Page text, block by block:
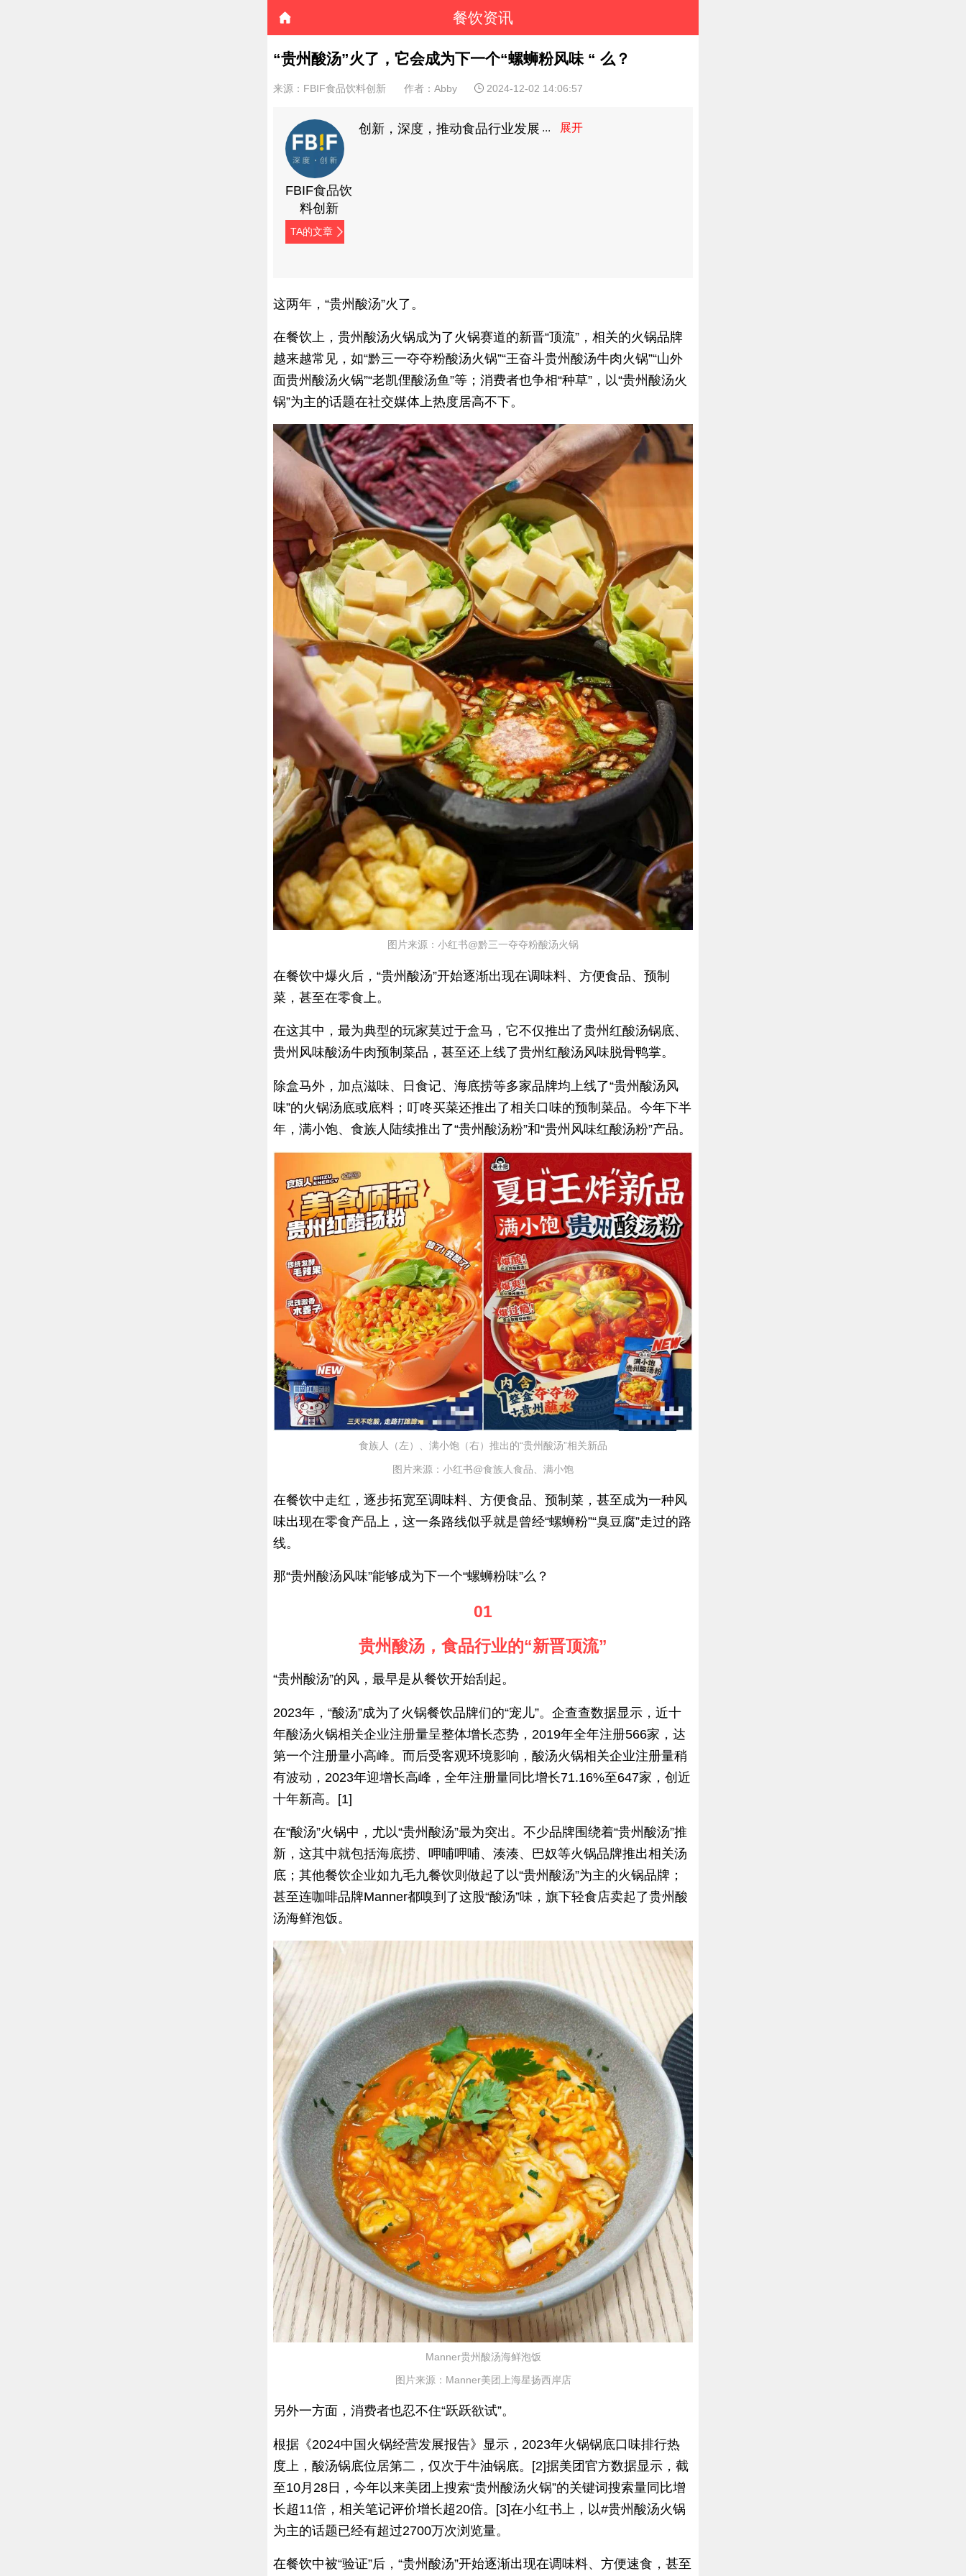
餐饮资讯
“贵州酸汤”火了，它会成为下一个“螺蛳粉风味 “ 么？
来源：FBIF食品饮料创新 作者：Abby 2024-12-02 14:06:57
FBIF食品饮
料创新
TA的文章
创新，深度，推动食品行业发展
这两年，“贵州酸汤”火了。
在餐饮上，贵州酸汤火锅成为了火锅赛道的新晋“顶流”，相关的火锅品牌
越来越常见，如“黔三一夺夺粉酸汤火锅”“王奋斗贵州酸汤牛肉火锅”“山外
面贵州酸汤火锅”“老凯俚酸汤鱼”等；消费者也争相“种草”，以“贵州酸汤火
锅”为主的话题在社交媒体上热度居高不下。
图片来源：小红书@黔三一夺夺粉酸汤火锅
在餐饮中爆火后，“贵州酸汤”开始逐渐出现在调味料、方便食品、预制
菜，甚至在零食上。
在这其中，最为典型的玩家莫过于盒马，它不仅推出了贵州红酸汤锅底、
贵州风味酸汤牛肉预制菜品，甚至还上线了贵州红酸汤风味脱骨鸭掌。
除盒马外，加点滋味、日食记、海底捞等多家品牌均上线了“贵州酸汤风
味”的火锅汤底或底料；叮咚买菜还推出了相关口味的预制菜品。今年下半
年，满小饱、食族人陆续推出了“贵州酸汤粉”和“贵州风味红酸汤粉”产品。
食族人（左）、满小饱（右）推出的“贵州酸汤”相关新品
图片来源：小红书@食族人食品、满小饱
在餐饮中走红，逐步拓宽至调味料、方便食品、预制菜，甚至成为一种风
味出现在零食产品上，这一条路线似乎就是曾经“螺蛳粉”“臭豆腐”走过的路
线。
那“贵州酸汤风味”能够成为下一个“螺蛳粉味”么？
01
贵州酸汤，食品行业的“新晋顶流”
“贵州酸汤”的风，最早是从餐饮开始刮起。
2023年，“酸汤”成为了火锅餐饮品牌们的“宠儿”。企查查数据显示，近十
年酸汤火锅相关企业注册量呈整体增长态势，2019年全年注册566家，达
第一个注册量小高峰。而后受客观环境影响，酸汤火锅相关企业注册量稍
有波动，2023年迎增长高峰，全年注册量同比增长71.16%至647家，创近
十年新高。[1]
在“酸汤”火锅中，尤以“贵州酸汤”最为突出。不少品牌围绕着“贵州酸汤”推
新，这其中就包括海底捞、呷哺呷哺、湊湊、巴奴等火锅品牌推出相关汤
底；其他餐饮企业如九毛九餐饮则做起了以“贵州酸汤”为主的火锅品牌；
甚至连咖啡品牌Manner都嗅到了这股“酸汤”味，旗下轻食店卖起了贵州酸
汤海鲜泡饭。
Manner贵州酸汤海鲜泡饭
图片来源：Manner美团上海星扬西岸店
另外一方面，消费者也忍不住“跃跃欲试”。
根据《2024中国火锅经营发展报告》显示，2023年火锅锅底口味排行热
度上，酸汤锅底位居第二，仅次于牛油锅底。[2]据美团官方数据显示，截
至10月28日，今年以来美团上搜索“贵州酸汤火锅”的关键词搜索量同比增
长超11倍，相关笔记评价增长超20倍。[3]在小红书上，以#贵州酸汤火锅
为主的话题已经有超过2700万次浏览量。
在餐饮中被“验证”后，“贵州酸汤”开始逐渐出现在调味料、方便速食，甚至